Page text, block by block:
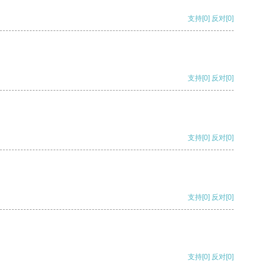
支持[0] 反对[0]
支持[0] 反对[0]
支持[0] 反对[0]
支持[0] 反对[0]
支持[0] 反对[0]